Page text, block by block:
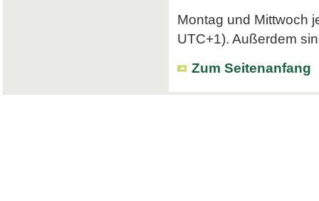
Montag und Mittwoch
UTC+1). Außerdem
Zum Seitenanfang